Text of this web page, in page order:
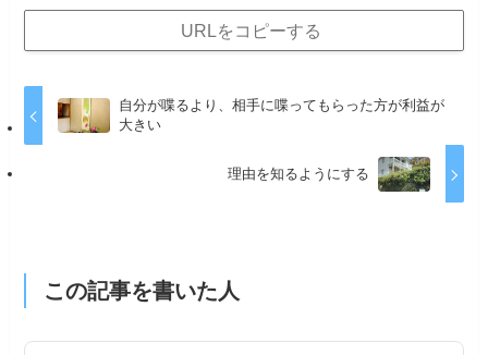
URLをコピーする
自分が喋るより、相手に喋ってもらった方が利益が
大きい
理由を知るようにする
この記事を書いた人